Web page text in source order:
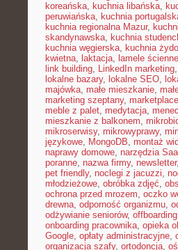
koreańska, kuchnia libańska,
peruwiańska, kuchnia
kuchnia regionalna Mazur,
skandynawska, kuchnia
kuchnia węgierska, kuchnia
kwietna, laktacja, lamele ścienne
link building, LinkedIn marketing,
lokalne bazary, lokalne SEO,
majówka, małe mieszkanie,
marketing szeptany, marketplace
meble z palet, medytacja,
mieszkanie z balkonem,
mikroserwisy, mikrowyprawy,
językowe, MongoDB, montaż
naprawy domowe, narzędzia
poranne, nazwa firmy, newsletter,
pet friendly, noclegi z jacuzzi,
młodzieżowe, obróbka zdjęć,
ochrona przed mrozem, oczko
drewna, odporność organizmu,
odżywianie seniorów, offboarding
onboarding pracownika, opieka
Google, opłaty administracyjne,
organizacja szafy, ortodoncja,